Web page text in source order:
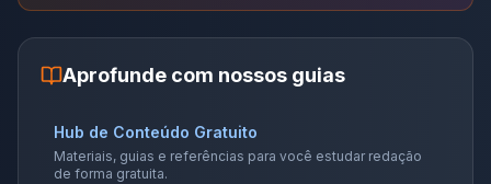
Aprofunde com nossos guias
Hub de Conteúdo Gratuito
Materiais, guias e referências para você estudar redação
de forma gratuita.